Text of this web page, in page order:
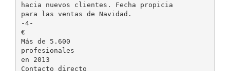
hacia nuevos clientes. Fecha propicia
para las ventas de Navidad.
-4-
€
Más de 5.600
profesionales
en 2013
Contacto directo